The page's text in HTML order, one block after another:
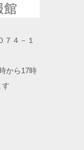
７４－１
から17時